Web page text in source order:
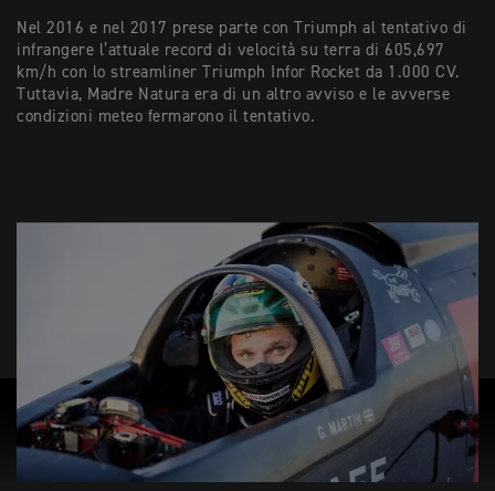
Nel 2016 e nel 2017 prese parte con Triumph al tentativo di
infrangere l’attuale record di velocità su terra di 605,697
km/h con lo streamliner Triumph Infor Rocket da 1.000 CV.
Tuttavia, Madre Natura era di un altro avviso e le avverse
condizioni meteo fermarono il tentativo.